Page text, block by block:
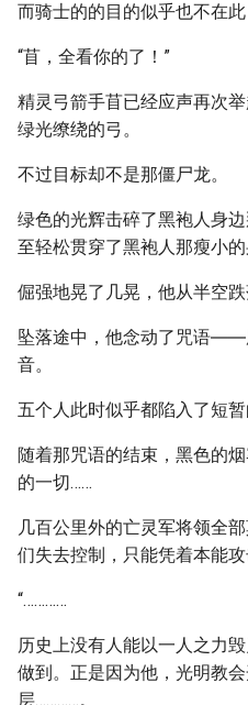
而骑士的的目的似乎也不在此
“苜，全看你的了！”
精灵弓箭手苜已经应声再次
绿光缭绕的弓。
不过目标却不是那僵尸龙。
绿色的光辉击碎了黑袍人身
至轻松贯穿了黑袍人那瘦小的
倔强地晃了几晃，他从半空跌
坠落途中，他念动了咒语――
音。
五个人此时似乎都陷入了短暂
随着那咒语的结束，黑色的
的一切……
几百公里外的亡灵军将领全
们失去控制，只能凭着本能
“…………
历史上没有人能以一人之力
做到。正是因为他，光明教
层…………。